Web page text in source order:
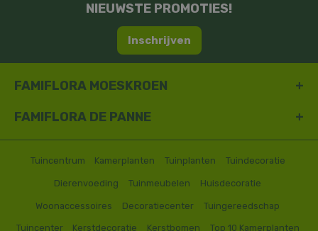
NIEUWSTE PROMOTIES!
Inschrijven
FAMIFLORA MOESKROEN
FAMIFLORA DE PANNE
Tuincentrum Kamerplanten Tuinplanten Tuindecoratie
Dierenvoeding Tuinmeubelen Huisdecoratie
Woonaccessoires Decoratiecenter Tuingereedschap
Tuincenter Kerstdecoratie Kerstbomen Top 10 Kamerplanten